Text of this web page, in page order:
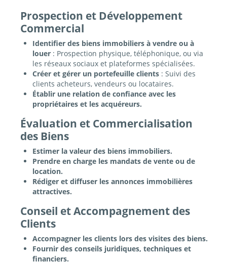
Prospection et Développement
Commercial
Identifier des biens immobiliers à vendre ou à
louer: Prospection physique, téléphonique, ou via
les réseaux sociaux et plateformes spécialisées.
Créer et gérer un portefeuille clients: Suivi des
clients acheteurs, vendeurs ou locataires.
Établir une relation de confiance avec les
propriétaires et les acquéreurs.
Évaluation et Commercialisation
des Biens
Estimer la valeur des biens immobiliers.
Prendre en charge les mandats de vente ou de
location.
Rédiger et diffuser les annonces immobilières
attractives.
Conseil et Accompagnement des
Clients
Accompagner les clients lors des visites des biens.
Fournir des conseils juridiques, techniques et
financiers.